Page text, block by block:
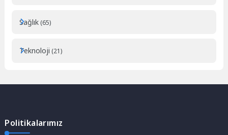
Sağlık (65)
Teknoloji (21)
Politikalarımız